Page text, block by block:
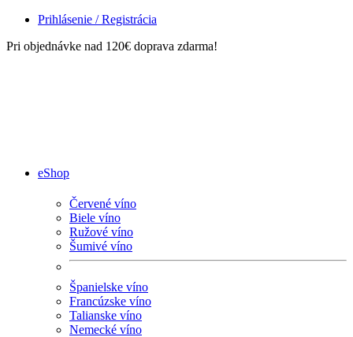
Prihlásenie / Registrácia
Pri objednávke nad 120€ doprava zdarma!
eShop
Červené víno
Biele víno
Ružové víno
Šumivé víno
Španielske víno
Francúzske víno
Talianske víno
Nemecké víno